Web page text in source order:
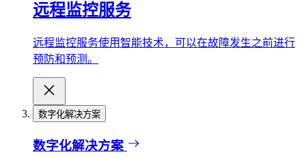
远程监控服务
远程监控服务使用智能技术，可以在故障发生之前进行
预防和预测。
数字化解决方案
数字化解决方案